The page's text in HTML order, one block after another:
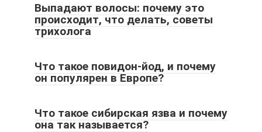
Выпадают волосы: почему это
происходит, что делать, советы
трихолога
Что такое повидон-йод, и почему
он популярен в Европе?
Что такое сибирская язва и почему
она так называется?